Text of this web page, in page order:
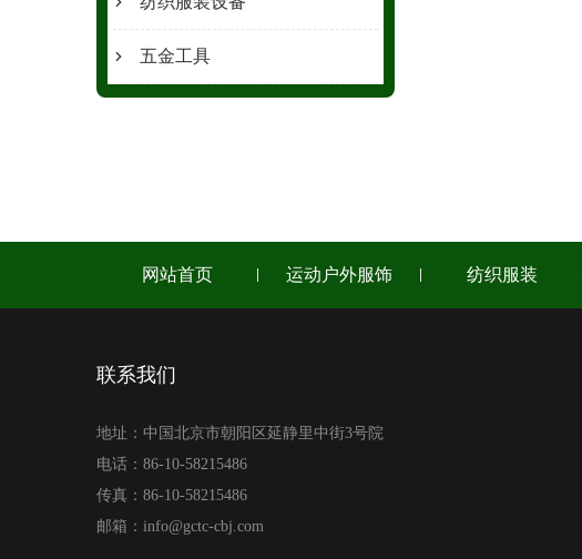
五金工具
网站首页 运动户外服饰 纺织服装
联系我们
地址：中国北京市朝阳区延静里中街3号院
电话：86-10-58215486
传真：86-10-58215486
邮箱：info@gctc-cbj.com